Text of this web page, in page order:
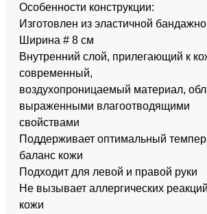
Особенности конструкции:
Изготовлен из эластичной
Ширина # 8 см
Внутренний слой, прилегающий к
современный,
воздухопроницаемый материал,
выраженными влагоотводящими
свойствами
Поддерживает оптимальный
баланс кожи
Подходит для левой и правой руки
Не вызывает аллергических
кожи